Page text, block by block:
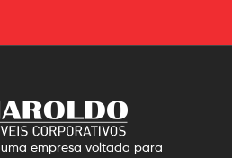
uma empresa voltada para